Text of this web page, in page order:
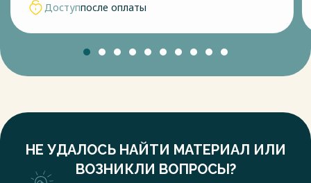
Доступпосле оплаты
НЕ УДАЛОСЬ НАЙТИ МАТЕРИАЛ ИЛИ
ВОЗНИКЛИ ВОПРОСЫ?